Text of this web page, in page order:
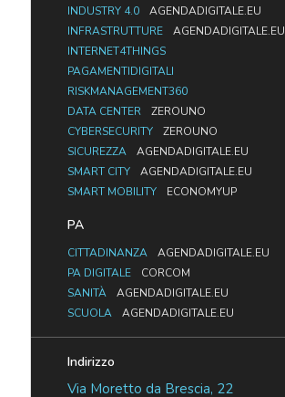
INDUSTRY 4.0
AGENDADIGITALE.EU
INFRASTRUTTURE
AGENDADIGITALE.EU
INTERNET4THINGS
PAGAMENTIDIGITALI
RISKMANAGEMENT360
DATA CENTER
ZEROUNO
CYBERSECURITY
ZEROUNO
SICUREZZA
AGENDADIGITALE.EU
SMART CITY
AGENDADIGITALE.EU
SMART MOBILITY
ECONOMYUP
PA
CITTADINANZA
AGENDADIGITALE.EU
PA DIGITALE
CORCOM
SANITÀ
AGENDADIGITALE.EU
SCUOLA
AGENDADIGITALE.EU
Indirizzo
Via Moretto da Brescia, 22